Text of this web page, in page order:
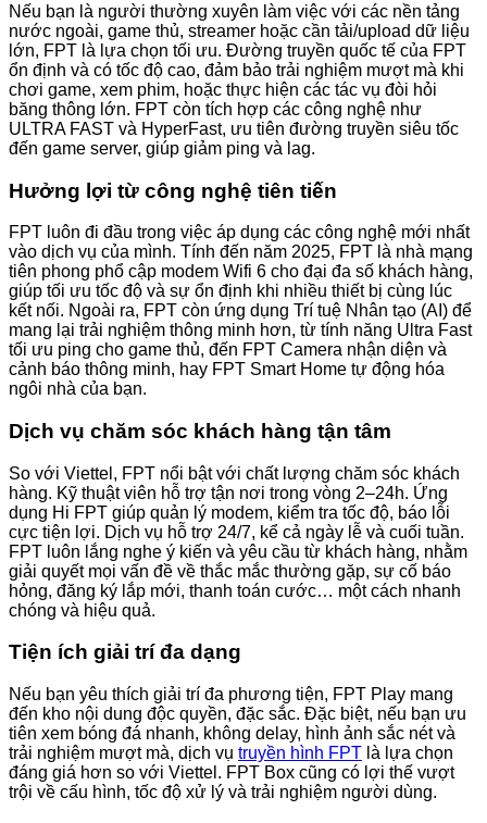
Nếu bạn là người thường xuyên làm việc với các nền tảng
nước ngoài, game thủ, streamer hoặc cần tải/upload dữ liệu
lớn, FPT là lựa chọn tối ưu. Đường truyền quốc tế của FPT
ổn định và có tốc độ cao, đảm bảo trải nghiệm mượt mà khi
chơi game, xem phim, hoặc thực hiện các tác vụ đòi hỏi
băng thông lớn. FPT còn tích hợp các công nghệ như
ULTRA FAST và HyperFast, ưu tiên đường truyền siêu tốc
đến game server, giúp giảm ping và lag.
Hưởng lợi từ công nghệ tiên tiến
FPT luôn đi đầu trong việc áp dụng các công nghệ mới nhất
vào dịch vụ của mình. Tính đến năm 2025, FPT là nhà mạng
tiên phong phổ cập modem Wifi 6 cho đại đa số khách hàng,
giúp tối ưu tốc độ và sự ổn định khi nhiều thiết bị cùng lúc
kết nối. Ngoài ra, FPT còn ứng dụng Trí tuệ Nhân tạo (AI) để
mang lại trải nghiệm thông minh hơn, từ tính năng Ultra Fast
tối ưu ping cho game thủ, đến FPT Camera nhận diện và
cảnh báo thông minh, hay FPT Smart Home tự động hóa
ngôi nhà của bạn.
Dịch vụ chăm sóc khách hàng tận tâm
So với Viettel, FPT nổi bật với chất lượng chăm sóc khách
hàng. Kỹ thuật viên hỗ trợ tận nơi trong vòng 2–24h. Ứng
dụng Hi FPT giúp quản lý modem, kiểm tra tốc độ, báo lỗi
cực tiện lợi. Dịch vụ hỗ trợ 24/7, kể cả ngày lễ và cuối tuần.
FPT luôn lắng nghe ý kiến và yêu cầu từ khách hàng, nhằm
giải quyết mọi vấn đề về thắc mắc thường gặp, sự cố báo
hỏng, đăng ký lắp mới, thanh toán cước… một cách nhanh
chóng và hiệu quả.
Tiện ích giải trí đa dạng
Nếu bạn yêu thích giải trí đa phương tiện, FPT Play mang
đến kho nội dung độc quyền, đặc sắc. Đặc biệt, nếu bạn ưu
tiên xem bóng đá nhanh, không delay, hình ảnh sắc nét và
trải nghiệm mượt mà, dịch vụ truyền hình FPT là lựa chọn
đáng giá hơn so với Viettel. FPT Box cũng có lợi thế vượt
trội về cấu hình, tốc độ xử lý và trải nghiệm người dùng.